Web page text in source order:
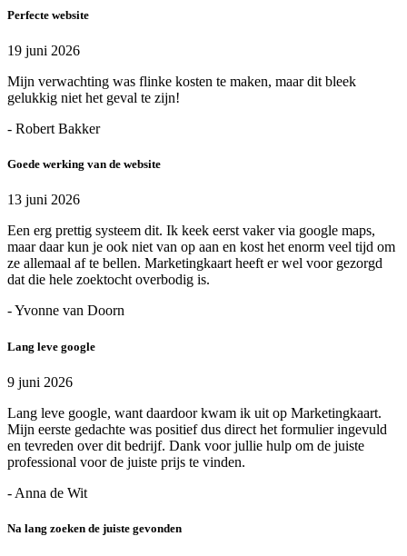
Perfecte website
19 juni 2026
Mijn verwachting was flinke kosten te maken, maar dit bleek
gelukkig niet het geval te zijn!
- Robert Bakker
Goede werking van de website
13 juni 2026
Een erg prettig systeem dit. Ik keek eerst vaker via google maps,
maar daar kun je ook niet van op aan en kost het enorm veel tijd om
ze allemaal af te bellen. Marketingkaart heeft er wel voor gezorgd
dat die hele zoektocht overbodig is.
- Yvonne van Doorn
Lang leve google
9 juni 2026
Lang leve google, want daardoor kwam ik uit op Marketingkaart.
Mijn eerste gedachte was positief dus direct het formulier ingevuld
en tevreden over dit bedrijf. Dank voor jullie hulp om de juiste
professional voor de juiste prijs te vinden.
- Anna de Wit
Na lang zoeken de juiste gevonden